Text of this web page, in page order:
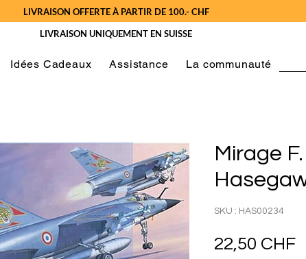
LIVRAISON OFFERTE À PARTIR DE 100.- CHF
LIVRAISON UNIQUEMENT EN SUISSE
Idées Cadeaux Assistance La communauté
Mirage
SKU : HAS00234
22,50 CHF